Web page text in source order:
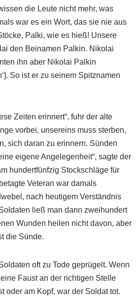
die Leute nicht mehr, was
war es ein Wort, das sie nie aus
Palki, wie es hieß! Unsere
den Beinamen Palkin. Nikolai
ihn aber Nikolai Palkin
So ist er zu seinem Spitznamen
Zeiten erinnert“, fuhr der alte
vorbei, unsereins muss sterben,
sich daran zu erinnern. Sünden
eigene Angelegenheit“, sagte der
hundertfünfzig Stockschläge für
Veteran war damals
nach heutigem Verständnis
ließ man dann zweihundert
Wunden heilen nicht davon, aber
die Sünde.
oft zu Tode geprügelt. Wenn
Faust an der richtigen Stelle
oder am Kopf, war der Soldat tot.